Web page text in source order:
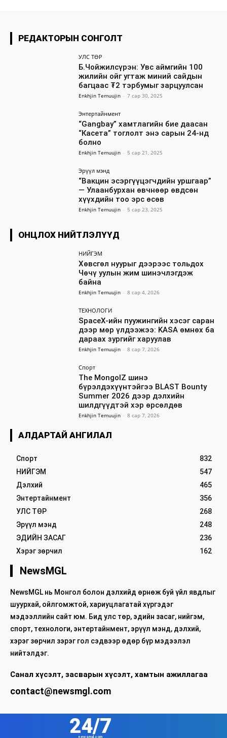
РЕДАКТОРЫН СОНГОЛТ
УЛС ТӨР
Б.Чойжилсүрэн: Увс аймгийн 100
жилийн ойг угтаж миний сайдын
багцаас ₮2 тэрбумыг зарцуулсан
Enkhjin Temuujin - 7 сар 30, 2025
Энтертайнмент
“Gangbay” хамтлагийн бие даасан
“Касета” тоглолт энэ сарын 24-нд
болно
Enkhjin Temuujin - 5 сар 21, 2025
Эрүүл мэнд
“Вакцин эсэргүүцэгчдийн уршгаар”
— Улаанбурхан өвчнөөр өвдсөн
хүүхдийн тоо эрс өсөв
Enkhjin Temuujin - 5 сар 23, 2025
ОНЦЛОХ НИЙТЛЭЛҮҮД
НИЙГЭМ
Хөвсгөл нуурыг дээрээс тольдох
Чөчү уулын жим шинэчлэгдэж
байна
Enkhjin Temuujin - 8 сар 4, 2026
ТЕХНОЛОГИ
SpaceX-ийн пуужингийн хэсэг саран
дээр мөр үлдээжээ: KASA өмнөх ба
дараах зургийг харуулав
Enkhjin Temuujin - 8 сар 7, 2026
Спорт
The MongolZ шинэ
бүрэлдэхүүнтэйгээ BLAST Bounty
Summer 2026 дээр дэлхийн
шилдгүүдтэй хэр өрсөлдөв
Enkhjin Temuujin - 8 сар 7, 2026
АЛДАРТАЙ АНГИЛАЛ
Спорт
832
НИЙГЭМ
547
Дэлхий
465
Энтертайнмент
356
УЛС ТӨР
268
Эрүүл мэнд
248
ЭДИЙН ЗАСАГ
236
Хэрэг зөрчил
162
NewsMGL
NewsMGL нь Монгол болон дэлхийд өрнөж буй үйл явдлыг
шуурхай, ойлгомжтой, хариуцлагатай хүргэдэг
мэдээллийн сайт юм. Бид улс төр, эдийн засаг, нийгэм,
спорт, технологи, энтертайнмент, эрүүл мэнд, дэлхий,
хэрэг зөрчил зэрэг гол сэдвээр өдөр бүр мэдээлэл
нийтэлдэг.
Санал хүсэлт, засварын хүсэлт, хамтын ажиллагаа
contact@newsmgl.com
24/7
newsmgl.com